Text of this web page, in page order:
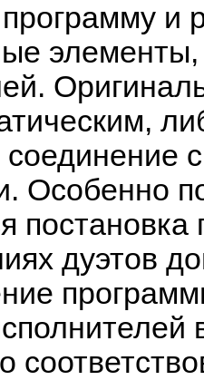
и
соединение
Особенно
дуэтов